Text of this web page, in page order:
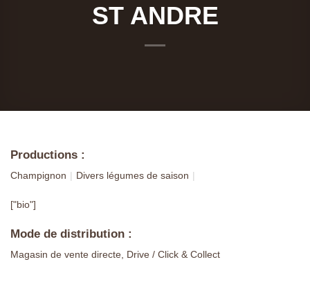
ST ANDRE
Productions :
Champignon Divers légumes de saison
["bio"]
Mode de distribution :
Magasin de vente directe, Drive / Click & Collect